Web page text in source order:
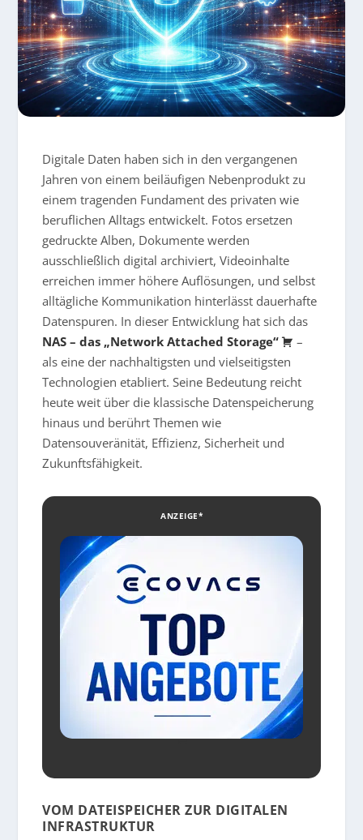
Digitale Daten haben sich in den vergangenen
Jahren von einem beiläufigen Nebenprodukt zu
einem tragenden Fundament des privaten wie
beruflichen Alltags entwickelt. Fotos ersetzen
gedruckte Alben, Dokumente werden
ausschließlich digital archiviert, Videoinhalte
erreichen immer höhere Auflösungen, und selbst
alltägliche Kommunikation hinterlässt dauerhafte
Datenspuren. In dieser Entwicklung hat sich das
NAS – das „Network Attached Storage“
–
als eine der nachhaltigsten und vielseitigsten
Technologien etabliert. Seine Bedeutung reicht
heute weit über die klassische Datenspeicherung
hinaus und berührt Themen wie
Datensouveränität, Effizienz, Sicherheit und
Zukunftsfähigkeit.
ANZEIGE*
VOM DATEISPEICHER ZUR DIGITALEN
INFRASTRUKTUR